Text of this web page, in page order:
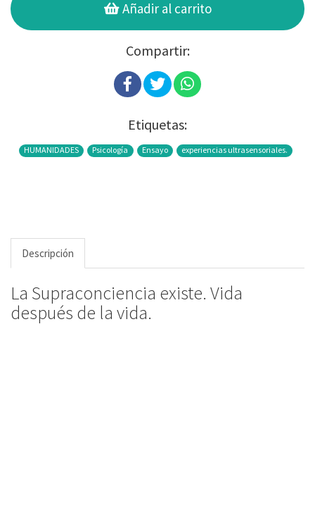
Añadir al carrito
Compartir:
Etiquetas:
HUMANIDADES Psicología Ensayo experiencias ultrasensoriales.
Descripción
La Supraconciencia existe. Vida
después de la vida.